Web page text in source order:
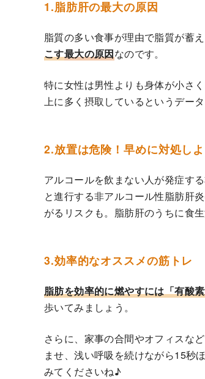
1.脂肪肝の最大の原因
脂質の多い食事が理由で脂質が蓄
こす最大の原因なのです。
特に女性は男性よりも身体が小さ
上に多く摂取しているというデータ
2.放置は危険！早めに対処しよ
アルコールを飲まない人が発症す
と進行する非アルコール性脂肪肝
がるリスクも。脂肪肝のうちに食
3.効率的なオススメの筋トレ
脂肪を効率的に燃やすには「有酸素
歩いてみましょう。
さらに、家事の合間やオフィスな
ませ、浅い呼吸を続けながら15秒
みてくださいね♪